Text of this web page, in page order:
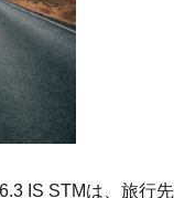
IS STMは、旅行